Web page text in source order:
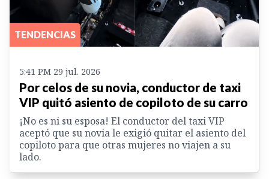
TENDENCIAS
5:41 PM 29 jul. 2026
Por celos de su novia, conductor de taxi
VIP quitó asiento de copiloto de su carro
¡No es ni su esposa! El conductor del taxi VIP
aceptó que su novia le exigió quitar el asiento del
copiloto para que otras mujeres no viajen a su
lado.